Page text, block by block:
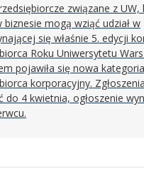
związane z UW,
biznesie mogą wziąć udział w
się właśnie 5. edycji
Roku Uniwersytetu
pojawiła się nowa
korporacyjny.
do 4 kwietnia, ogłoszenie